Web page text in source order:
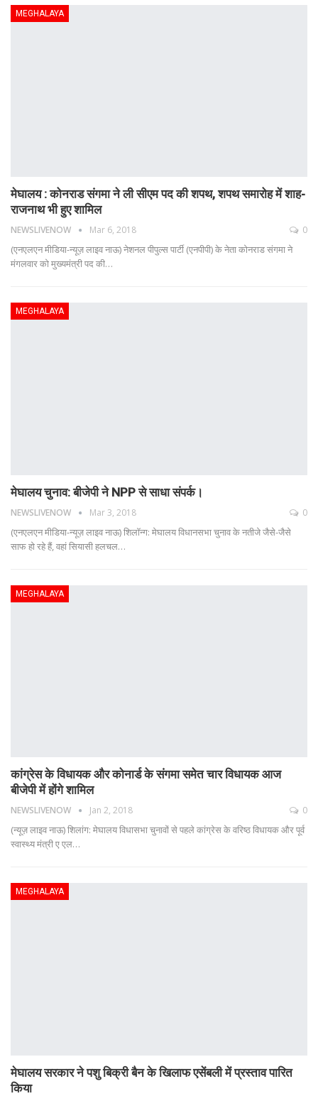
MEGHALAYA
मेघालय : कोनराड संगमा ने ली सीएम पद की शपथ, शपथ समारोह में शाह-
राजनाथ भी हुए शामिल
NEWSLIVENOW Mar 6, 2018 0
(एनएलएन मीडिया-न्यूज़ लाइव नाऊ) नेशनल पीपुल्स पार्टी (एनपीपी) के नेता कोनराड संगमा ने
मंगलवार को मुख्यमंत्री पद की…
MEGHALAYA
मेघालय चुनाव: बीजेपी ने NPP से साधा संपर्क।
NEWSLIVENOW Mar 3, 2018 0
(एनएलएन मीडिया-न्यूज़ लाइव नाऊ) शिलॉन्ग: मेघालय विधानसभा चुनाव के नतीजे जैसे-जैसे
साफ हो रहे हैं, वहां सियासी हलचल…
MEGHALAYA
कांग्रेस के विधायक और कोनार्ड के संगमा समेत चार विधायक आज
बीजेपी में होंगे शामिल
NEWSLIVENOW Jan 2, 2018 0
(न्यूज़ लाइव नाऊ) शिलांग: मेघालय विधासभा चुनावों से पहले कांग्रेस के वरिष्ठ विधायक और पूर्व
स्‍वास्‍थ्‍य मंत्री ए एल…
MEGHALAYA
मेघालय सरकार ने पशु बिक्री बैन के खिलाफ एसेंबली में प्रस्ताव पारित
किया